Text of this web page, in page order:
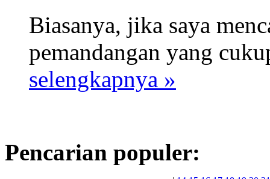
Biasanya, jika saya
pemandangan yang
selengkapnya »
Pencarian populer: